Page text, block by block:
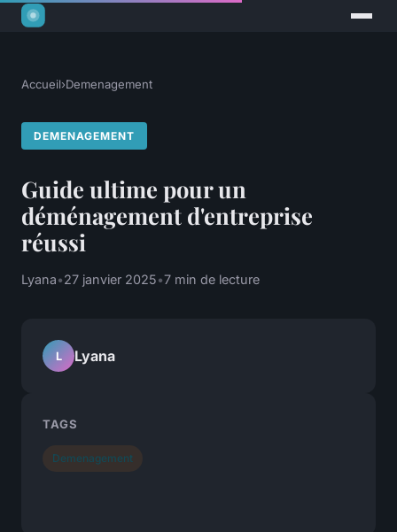
Accueil›Demenagement
DEMENAGEMENT
Guide ultime pour un
déménagement d'entreprise
réussi
Lyana•27 janvier 2025•7 min de lecture
L Lyana
TAGS
Demenagement